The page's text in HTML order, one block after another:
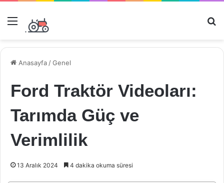
Menü
Anasayfa /Genel
Ford Traktör Videoları:
Tarımda Güç ve
Verimlilik
13 Aralık 2024 4 dakika okuma süresi